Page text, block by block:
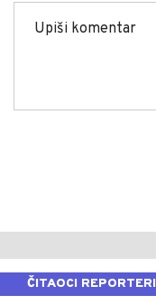
ČITAOCI REPORTERI